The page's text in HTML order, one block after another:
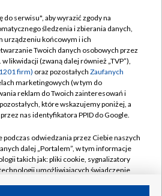
TVP
Regulamin TVP
prywatności
Moje zgody
Pomoc
Kontakt
Kanały
serwisu", aby wyrazić zgody na
śledzenia i zbierania danych,
urządzeniu końcowym i ich
Twoich danych osobowych przez
likwidacji (zwaną dalej również „TVP”),
firm) oraz pozostałych Zaufanych
marketingowych (w tym do
reklam do Twoich zainteresowań i
które wskazujemy poniżej, a
nas identyfikatora PPID do Google.
odwiedzania przez Ciebie naszych
dalej „Portalem”, w tym informacje
takich jak: pliki cookie, sygnalizatory
umożliwiających świadczenie